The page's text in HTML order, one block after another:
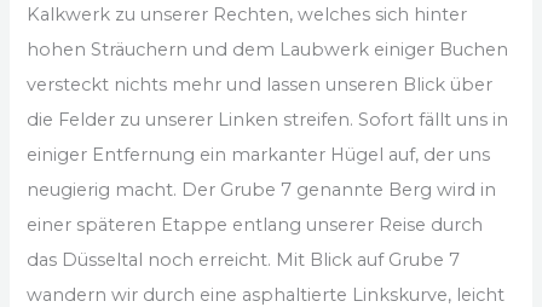
Kalkwerk zu unserer Rechten, welches sich hinter
hohen Sträuchern und dem Laubwerk einiger Buchen
versteckt nichts mehr und lassen unseren Blick über
die Felder zu unserer Linken streifen. Sofort fällt uns in
einiger Entfernung ein markanter Hügel auf, der uns
neugierig macht. Der Grube 7 genannte Berg wird in
einer späteren Etappe entlang unserer Reise durch
das Düsseltal noch erreicht. Mit Blick auf Grube 7
wandern wir durch eine asphaltierte Linkskurve, leicht